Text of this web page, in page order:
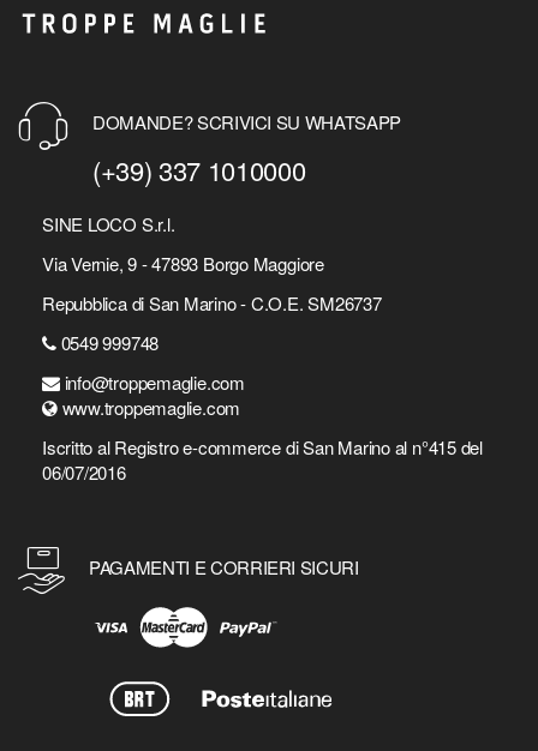
DOMANDE? SCRIVICI SU WHATSAPP
(+39) 337 1010000
SINE LOCO S.r.l.
Via Vernie, 9 - 47893 Borgo Maggiore
Repubblica di San Marino - C.O.E. SM26737
0549 999748
info@troppemaglie.com
www.troppemaglie.com
Iscritto al Registro e-commerce di San Marino al n°415 del
06/07/2016
PAGAMENTI E CORRIERI SICURI